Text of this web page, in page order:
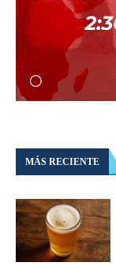
MÁS RECIENTE